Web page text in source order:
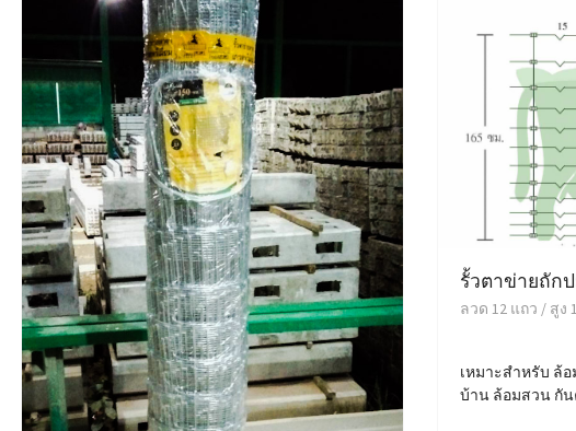
รั้วตาข่ายถัก
ลวด 12 แถว / สูง
เหมาะสำหรับ ล้
บ้าน ล้อมสวน กั